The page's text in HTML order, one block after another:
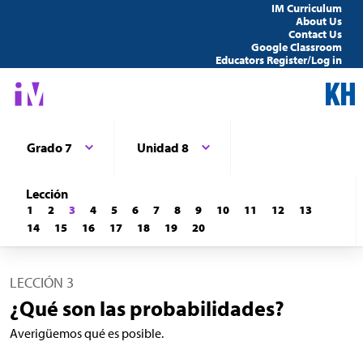
IM Curriculum
About Us
Contact Us
Google Classroom
Educators Register/Log in
Grado 7 Unidad 8
Lección
1 2 3 4 5 6 7 8 9 10 11 12
13
14
15 16 17 18 19 20
LECCIÓN 3
¿Qué son las probabilidades?
Averigüemos qué es posible.